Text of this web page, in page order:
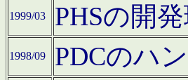
1999/03 PHSの開
1998/09 PDCのハ